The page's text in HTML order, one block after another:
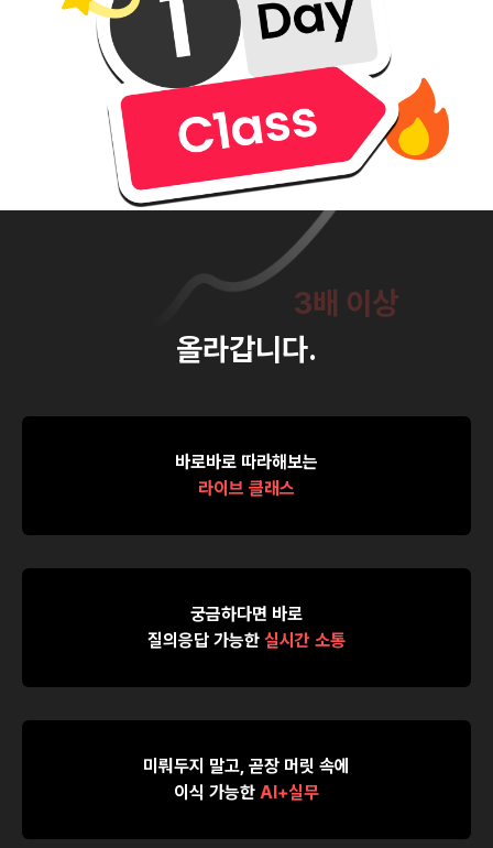
단 3시간의 투자로,
당신의 능력치는 3배 이상
올라갑니다.
바로바로 따라해보는
라이브 클래스
궁금하다면 바로
질의응답 가능한 실시간 소통
미뤄두지 말고, 곧장 머릿 속에
이식 가능한 AI+실무